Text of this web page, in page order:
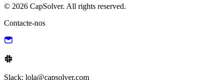
© 2026 CapSolver. All rights reserved.
Contacte-nos
Slack: lola@capsolver.com